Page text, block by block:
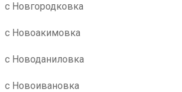
с Новгородковка
с Новоакимовка
с Новоданиловка
с Новоивановка